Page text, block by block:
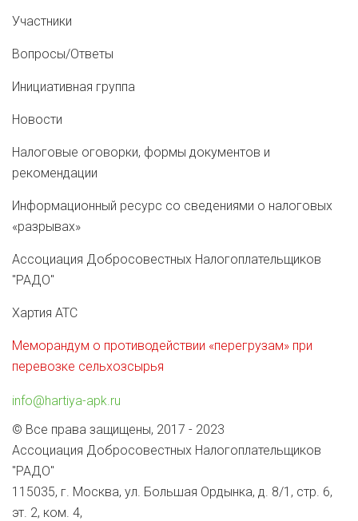
Участники
Вопросы/Ответы
Инициативная группа
Новости
Налоговые оговорки, формы документов и
рекомендации
Информационный ресурс со сведениями о налоговых
«разрывах»
Ассоциация Добросовестных Налогоплательщиков
"РАДО"
Хартия АТС
Меморандум о противодействии «перегрузам» при
перевозке сельхозсырья
info@hartiya-apk.ru
© Все права защищены, 2017 - 2023
Ассоциация Добросовестных Налогоплательщиков
"РАДО"
115035, г. Москва, ул. Большая Ордынка, д. 8/1, стр. 6,
эт. 2, ком. 4,